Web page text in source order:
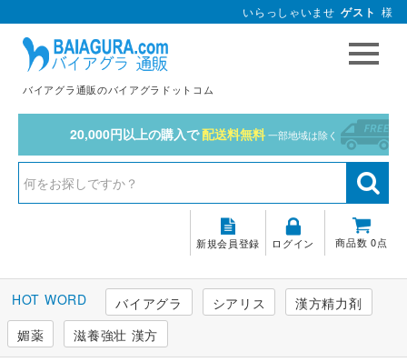
いらっしゃいませ ゲスト 様
バイアグラ通販のバイアグラドットコム
20,000円以上の購入で配送料無料 一部地域は除く
商品数 0点
新規会員登録 ログイン
バイアグラ シアリス
漢方精力剤
媚薬
滋養強壮 漢方